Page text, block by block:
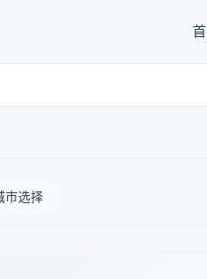
市选择